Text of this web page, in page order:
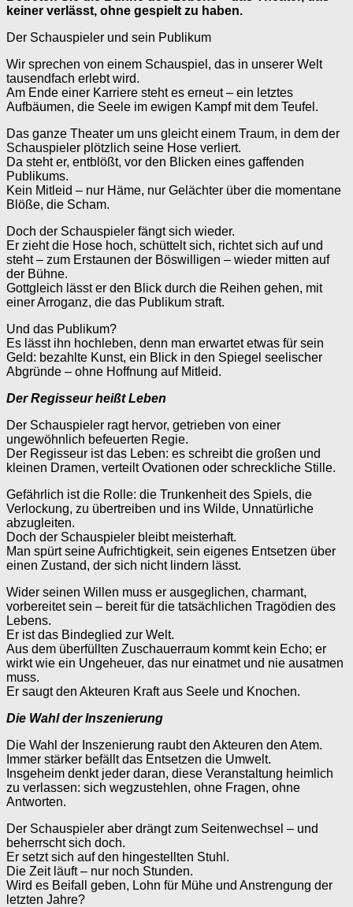
keiner verlässt, ohne gespielt zu haben.
Der Schauspieler und sein Publikum
Wir sprechen von einem Schauspiel, das in unserer Welt
tausendfach erlebt wird.
Am Ende einer Karriere steht es erneut – ein letztes
Aufbäumen, die Seele im ewigen Kampf mit dem Teufel.
Das ganze Theater um uns gleicht einem Traum, in dem der
Schauspieler plötzlich seine Hose verliert.
Da steht er, entblößt, vor den Blicken eines gaffenden
Publikums.
Kein Mitleid – nur Häme, nur Gelächter über die momentane
Blöße, die Scham.
Doch der Schauspieler fängt sich wieder.
Er zieht die Hose hoch, schüttelt sich, richtet sich auf und
steht – zum Erstaunen der Böswilligen – wieder mitten auf
der Bühne.
Gottgleich lässt er den Blick durch die Reihen gehen, mit
einer Arroganz, die das Publikum straft.
Und das Publikum?
Es lässt ihn hochleben, denn man erwartet etwas für sein
Geld: bezahlte Kunst, ein Blick in den Spiegel seelischer
Abgründe – ohne Hoffnung auf Mitleid.
Der Regisseur heißt Leben
Der Schauspieler ragt hervor, getrieben von einer
ungewöhnlich befeuerten Regie.
Der Regisseur ist das Leben: es schreibt die großen und
kleinen Dramen, verteilt Ovationen oder schreckliche Stille.
Gefährlich ist die Rolle: die Trunkenheit des Spiels, die
Verlockung, zu übertreiben und ins Wilde, Unnatürliche
abzugleiten.
Doch der Schauspieler bleibt meisterhaft.
Man spürt seine Aufrichtigkeit, sein eigenes Entsetzen über
einen Zustand, der sich nicht lindern lässt.
Wider seinen Willen muss er ausgeglichen, charmant,
vorbereitet sein – bereit für die tatsächlichen Tragödien des
Lebens.
Er ist das Bindeglied zur Welt.
Aus dem überfüllten Zuschauerraum kommt kein Echo; er
wirkt wie ein Ungeheuer, das nur einatmet und nie ausatmen
muss.
Er saugt den Akteuren Kraft aus Seele und Knochen.
Die Wahl der Inszenierung
Die Wahl der Inszenierung raubt den Akteuren den Atem.
Immer stärker befällt das Entsetzen die Umwelt.
Insgeheim denkt jeder daran, diese Veranstaltung heimlich
zu verlassen: sich wegzustehlen, ohne Fragen, ohne
Antworten.
Der Schauspieler aber drängt zum Seitenwechsel – und
beherrscht sich doch.
Er setzt sich auf den hingestellten Stuhl.
Die Zeit läuft – nur noch Stunden.
Wird es Beifall geben, Lohn für Mühe und Anstrengung der
letzten Jahre?